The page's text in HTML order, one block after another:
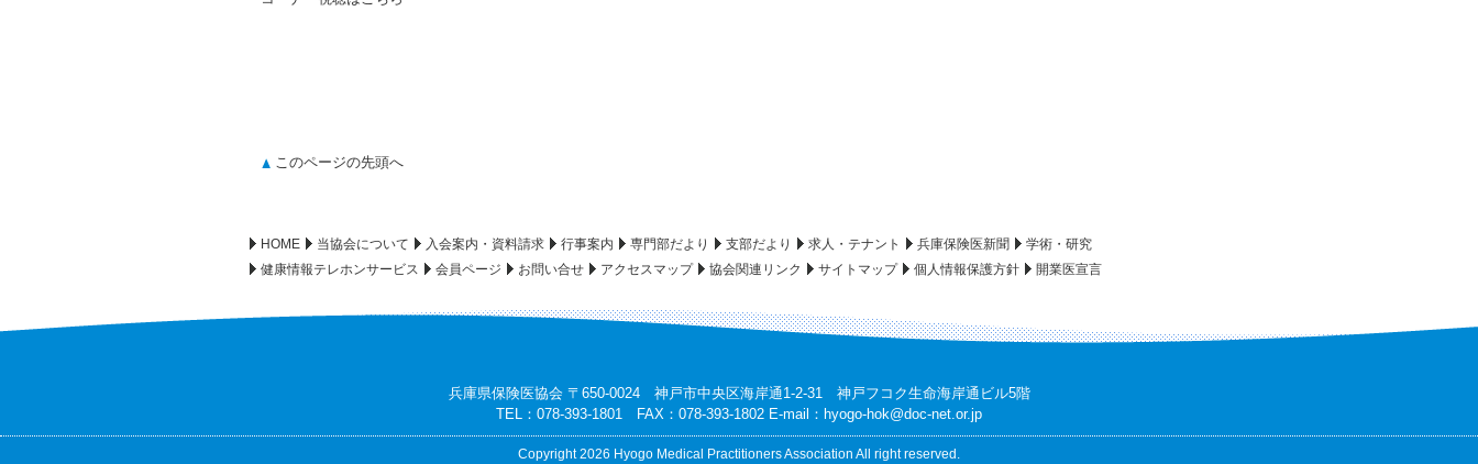
このページの先頭へ
HOME 当協会について 入会案内・資料請求 行事案内 専門部だより 支部だより 求人・テナント 兵庫保険医新聞
学術・研究
健康情報テレホンサービス
会員ページ お問い合せ アクセスマップ 協会関連リンク サイトマップ 個人情報保護方針 開業医宣言
兵庫県保険医協会 〒650-0024 神戸市中央区海岸通1-2-31 神戸フコク生命海岸通ビル5階
TEL：078-393-1801 FAX：078-393-1802 E-mail： hyogo-hok@doc-net.or.jp
Copyright 2026 Hyogo Medical Practitioners Association All right reserved.